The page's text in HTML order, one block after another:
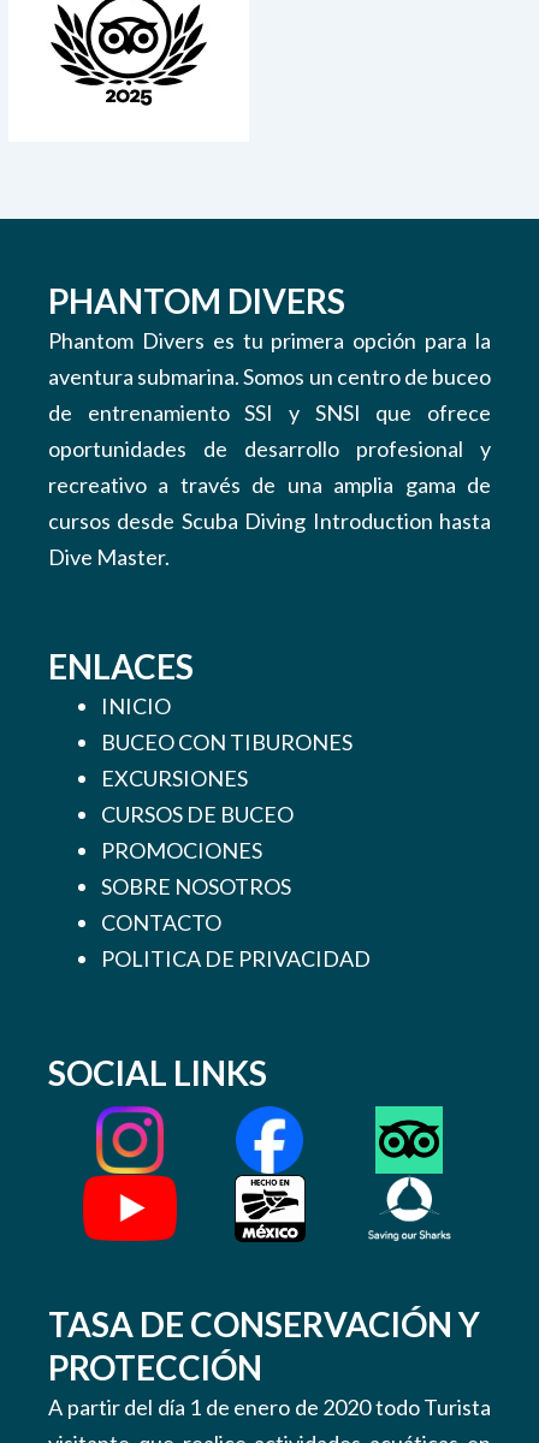
PHANTOM DIVERS
Phantom Divers es tu primera opción para la
aventura submarina. Somos un centro de buceo
de entrenamiento SSI y SNSI que ofrece
oportunidades de desarrollo profesional y
recreativo a través de una amplia gama de
cursos desde Scuba Diving Introduction hasta
Dive Master.
ENLACES
INICIO
BUCEO CON TIBURONES
EXCURSIONES
CURSOS DE BUCEO
PROMOCIONES
SOBRE NOSOTROS
CONTACTO
POLITICA DE PRIVACIDAD
SOCIAL LINKS
TASA DE CONSERVACIÓN Y
PROTECCIÓN
A partir del día 1 de enero de 2020 todo Turista